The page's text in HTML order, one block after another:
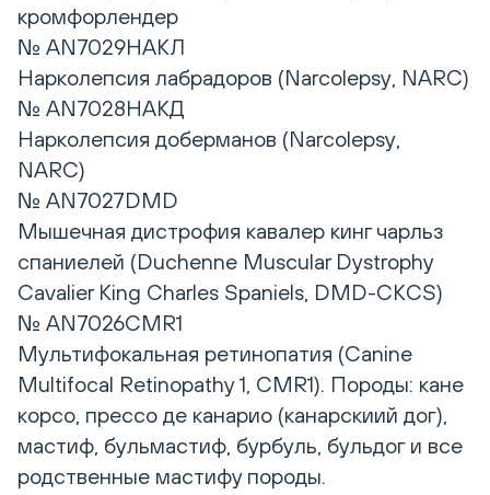
кромфорлендер
№ AN7029НАКЛ
Нарколепсия лабрадоров (Narcolepsy, NARC)
№ AN7028HAКД
Нарколепсия доберманов (Narcolepsy,
NARC)
№ AN7027DMD
Мышечная дистрофия кавалер кинг чарльз
спаниелей (Duchenne Muscular Dystrophy
Cavalier King Charles Spaniels, DMD-CKCS)
№ AN7026CMR1
Мультифокальная ретинопатия (Canine
Multifocal Retinopathy 1, CMR1). Породы: кане
корсо, прессо де канарио (канарскиий дог),
мастиф, бульмастиф, бурбуль, бульдог и все
родственные мастифу породы.